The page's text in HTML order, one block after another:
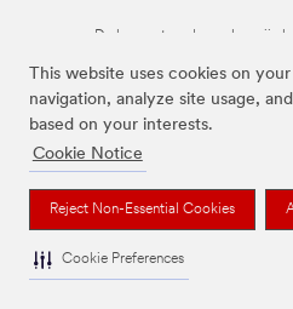
This website uses cookies on
navigation, analyze site usage,
based on your interests.
Cookie Notice
Reject Non-Essential Cookies
Cookie Preferences
De bovenstaande merken zijn